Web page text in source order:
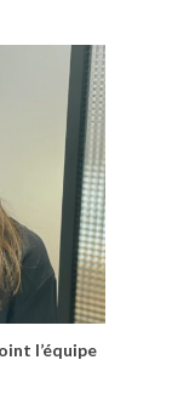
l’équipe